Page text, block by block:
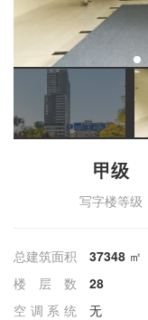
甲级
写字楼等级
总建筑面积 37348 ㎡
楼层数
28
空调系统
无